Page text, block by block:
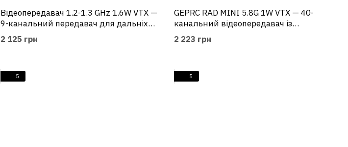
Відеопередавач 1.2-1.3 GHz 1.6W VTX —
9-канальний передавач для дальніх
польотів
2 125 грн
GEPRC RAD MINI 5.8G 1W VTX — 40-
канальний відеопередавач із
мікрофоном
2 223 грн
5 5